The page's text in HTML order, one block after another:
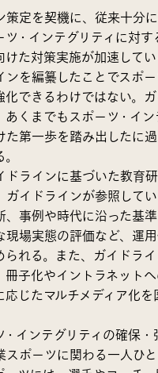
策定を契機に、従来十分
・インテグリティに対す
けた対策実施が加速してい
ンを編纂したことでスポ
化できるわけではない。
くまでもスポーツ・イ
第一歩を踏み出したに
ドラインに基づいた教育
ガイドラインが参照して
、事例や時代に沿った基
現場実態の評価など、運
られる。また、ガイドラ
冊子化やイントラネット
応じたマルチメディア化
・インテグリティの確保
スポーツに関わる一人ひ